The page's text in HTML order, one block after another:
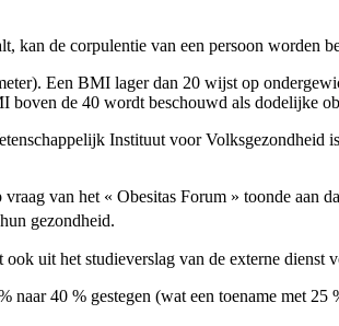
de corpulentie van een persoon worden
Een BMI lager dan 20 wijst op
boven de 40 wordt beschouwd als dodelijke
Instituut voor
vraag van het « Obesitas Forum » toonde aan
gezondheid.
uit het studieverslag van de externe
40 % gestegen (wat een toename met